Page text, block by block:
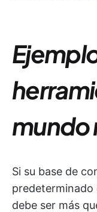
mundo
Si su base de
predeterminado
debe ser más